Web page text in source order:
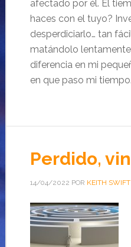
afectado por él. El
haces con el tuyo?
desperdiciarlo… tan
matándolo
diferencia en mi
en que paso mi
Perdido,
14/04/2022 POR KEITH SWIFT